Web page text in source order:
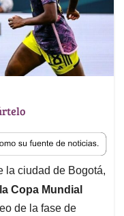
la ciudad de Bogotá,
Copa Mundial
de la fase de